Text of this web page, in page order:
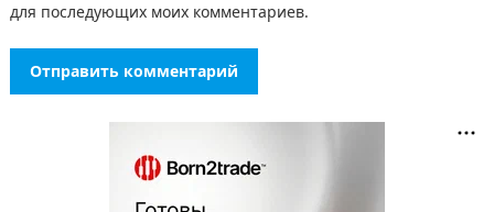
для последующих моих комментариев.